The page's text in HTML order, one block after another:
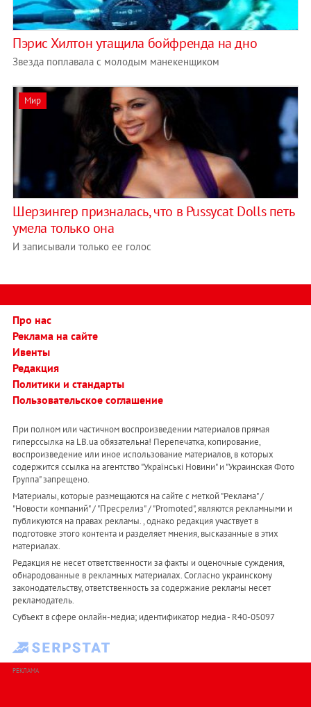
Пэрис Хилтон утащила бойфренда на дно
Звезда поплавала с молодым манекенщиком
Мир
Шерзингер призналась, что в Pussycat Dolls петь
умела только она
И записывали только ее голос
Про нас
Реклама на сайте
Ивенты
Редакция
Политики и стандарты
Пользовательское соглашение
При полном или частичном воспроизведении материалов прямая
гиперссылка на LB.ua обязательна! Перепечатка, копирование,
воспроизведение или иное использование материалов, в которых
содержится ссылка на агентство "Українськi Новини" и "Украинская Фото
Группа" запрещено.
Материалы, которые размещаются на сайте с меткой "Реклама" /
"Новости компаний" / "Пресрелиз" / "Promoted", являются рекламными и
публикуются на правах рекламы. , однако редакция участвует в
подготовке этого контента и разделяет мнения, высказанные в этих
материалах.
Редакция не несет ответственности за факты и оценочные суждения,
обнародованные в рекламных материалах. Согласно украинскому
законодательству, ответственность за содержание рекламы несет
рекламодатель.
Субъект в сфере онлайн-медиа; идентификатор медиа - R40-05097
РЕКЛАМА